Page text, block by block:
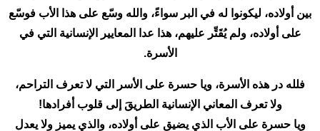
بين أولاده، ليكونوا له في البر سواءً، والله وسّع على هذا الأب فوسّع
على أولاده، ولم يُقَتِّر عليهم، هذا عدا المعايير الإنسانية التي في
الأسرة.
فلله در هذه الأسرة، ويا حسرة على الأسر التي لا تعرف التراحم،
ولا تعرف المعاني الإنسانية الطريقَ إلى قلوب أفرادها!
ويا حسرة على الأب الذي يضيق على أولاده، والذي يميز ولا يعدل